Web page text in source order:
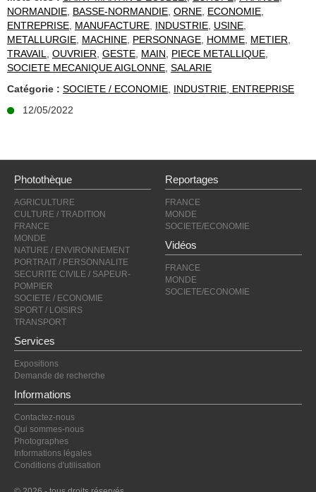
NORMANDIE, BASSE-NORMANDIE, ORNE, ECONOMIE,
ENTREPRISE, MANUFACTURE, INDUSTRIE, USINE,
METALLURGIE, MACHINE, PERSONNAGE, HOMME, METIER,
TRAVAIL, OUVRIER, GESTE, MAIN, PIECE METALLIQUE,
SOCIETE MECANIQUE AIGLONNE, SALARIE
Catégorie : SOCIETE / ECONOMIE, INDUSTRIE, ENTREPRISE
12/05/2022
Photothèque
AGRICULTURE
CULTURE / TRADITION
FRANCE
MONDE
NATURE / ENVIRONNEMENT
PORTRAIT / PERSONNALITE
SECURITE CIVILE / SAPEUR-
POMPIER
SOCIETE / ECONOMIE
SPORT / LOISIRS
TRANSPORT
Reportages
FRANCE
MONDE
SOCIETE/ECONOMIE
Vidéos
FRANCE
MONDE
SOCIETE/ECONOMIE
Services
Expositions
Demande de recherche
Informations
Contactez-nous
Qui sommes-nous
Photographes
Informations légales
Conditions d'utilisation